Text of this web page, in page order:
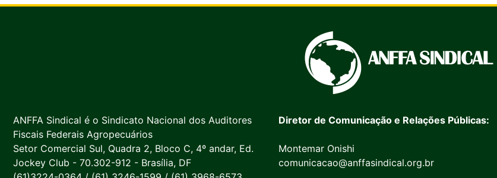
ANFFA Sindical é o Sindicato Nacional dos Auditores
Fiscais Federais Agropecuários
Setor Comercial Sul, Quadra 2, Bloco C, 4º andar, Ed.
Jockey Club - 70.302-912 - Brasília, DF
Diretor de Comunicação e Relações Públicas:
Montemar Onishi
comunicacao@anffasindical.org.br